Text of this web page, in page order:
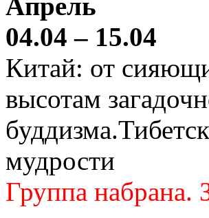
Апрель
04.04 – 15.04
Китай: от
высотам
мудрости
Группа набрана.